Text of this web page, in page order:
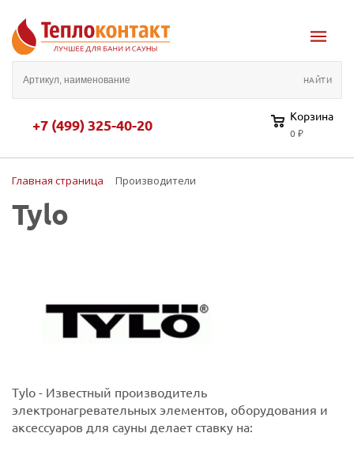
+7 (499) 325-40-20 Корзина
0 ₽
Главная страница Производители
Tylo
Tylo - Известный производитель
электронагревательных элементов, оборудования и
аксессуаров для сауны делает ставку на: